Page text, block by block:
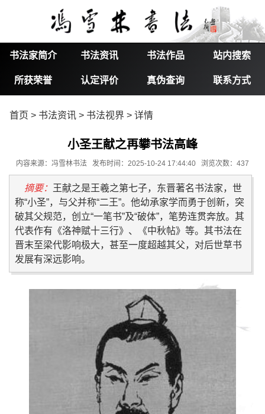
书法家简介 书法资讯 书法作品 站内搜索
所获荣誉 认定评价 真伪查询 联系方式
首页 > 书法资讯 > 书法视界 > 详情
小圣王献之再攀书法高峰
内容来源：冯雪林书法 发布时间：2025-10-24 17:44:40 浏览次数：437
摘要： 王献之是王羲之第七子，东晋著名书法家，世
称“小圣”，与父并称“二王”。他幼承家学而勇于创新，突
破其父规范，创立“一笔书”及“破体”，笔势连贯奔放。其
代表作有《洛神赋十三行》、《中秋帖》等。其书法在
晋末至梁代影响极大，甚至一度超越其父，对后世草书
发展有深远影响。